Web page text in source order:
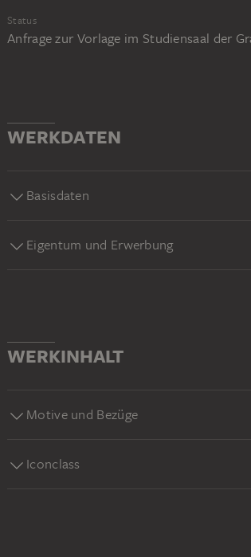
Status
Anfrage zur Vorlage im Studiensaal der
WERKDATEN
Basisdaten
Eigentum und Erwerbung
WERKINHALT
Motive und Bezüge
Iconclass